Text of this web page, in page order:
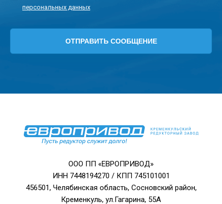
персональных данных
ООО ПП «ЕВРОПРИВОД»
ИНН 7448194270 / КПП 745101001
456501, Челябинская область, Сосновский район,
Кременкуль, ул.Гагарина, 55А